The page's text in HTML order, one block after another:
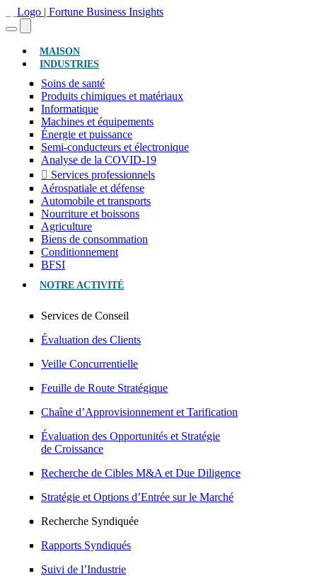
MAISON(ACTUEL)
INDUSTRIES
Soins de santé
Produits chimiques et matériaux
Informatique
Machines et équipements
Énergie et puissance
Semi-conducteurs et électronique
Analyse de la COVID-19
Services professionnels
Aérospatiale et défense
Automobile et transports
Nourriture et boissons
Agriculture
Biens de consommation
Conditionnement
BFSI
NOTRE ACTIVITÉ
Services de Conseil
Évaluation des Clients
Veille Concurrentielle
Feuille de Route Stratégique
Chaîne d’Approvisionnement et Tarification
Évaluation des Opportunités et Stratégie
de Croissance
Recherche de Cibles M&A et Due Diligence
Stratégie et Options d’Entrée sur le Marché
Recherche Syndiquée
Rapports Syndiqués
Suivi de l’Industrie